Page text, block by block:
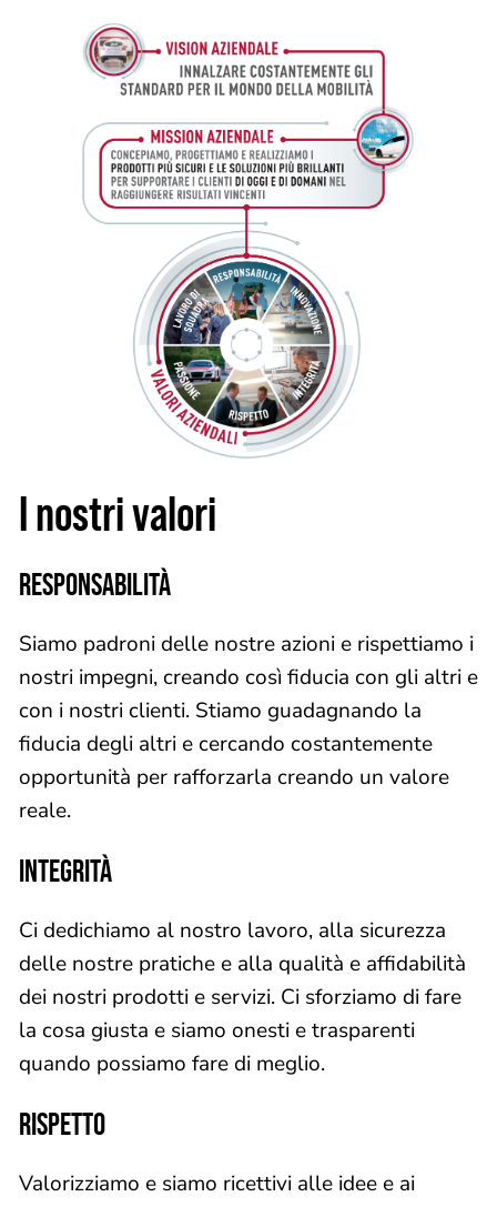
I nostri valori
RESPONSABILITÀ
Siamo padroni delle nostre azioni e rispettiamo i
nostri impegni, creando così fiducia con gli altri e
con i nostri clienti. Stiamo guadagnando la
fiducia degli altri e cercando costantemente
opportunità per rafforzarla creando un valore
reale.
INTEGRITÀ
Ci dedichiamo al nostro lavoro, alla sicurezza
delle nostre pratiche e alla qualità e affidabilità
dei nostri prodotti e servizi. Ci sforziamo di fare
la cosa giusta e siamo onesti e trasparenti
quando possiamo fare di meglio.
RISPETTO
Valorizziamo e siamo ricettivi alle idee e ai